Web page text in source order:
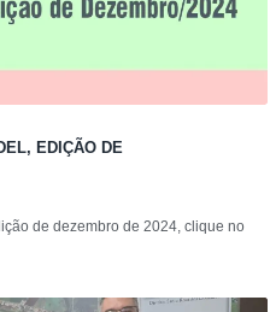
EDIÇÃO DE
de dezembro de 2024, clique no